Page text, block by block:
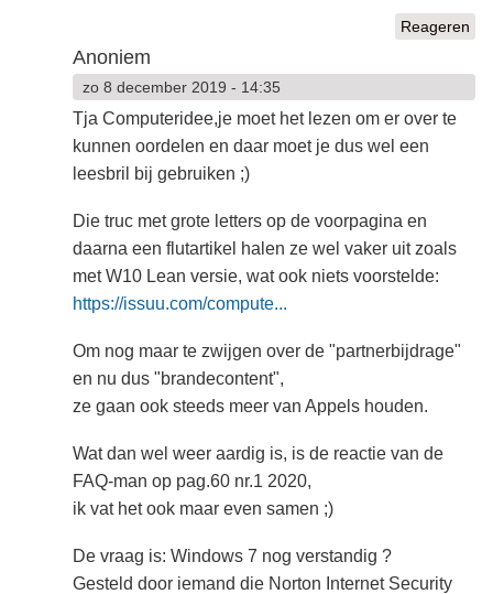
Reageren
Anoniem
zo 8 december 2019 - 14:35
Tja Computeridee,je moet het lezen om er over te
kunnen oordelen en daar moet je dus wel een
leesbril bij gebruiken ;)
Die truc met grote letters op de voorpagina en
daarna een flutartikel halen ze wel vaker uit zoals
met W10 Lean versie, wat ook niets voorstelde:
https://issuu.com/compute...
Om nog maar te zwijgen over de "partnerbijdrage"
en nu dus "brandecontent",
ze gaan ook steeds meer van Appels houden.
Wat dan wel weer aardig is, is de reactie van de
FAQ-man op pag.60 nr.1 2020,
ik vat het ook maar even samen ;)
De vraag is: Windows 7 nog verstandig ?
Gesteld door iemand die Norton Internet Security